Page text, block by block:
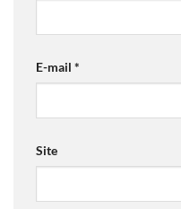
E-mail *
Site